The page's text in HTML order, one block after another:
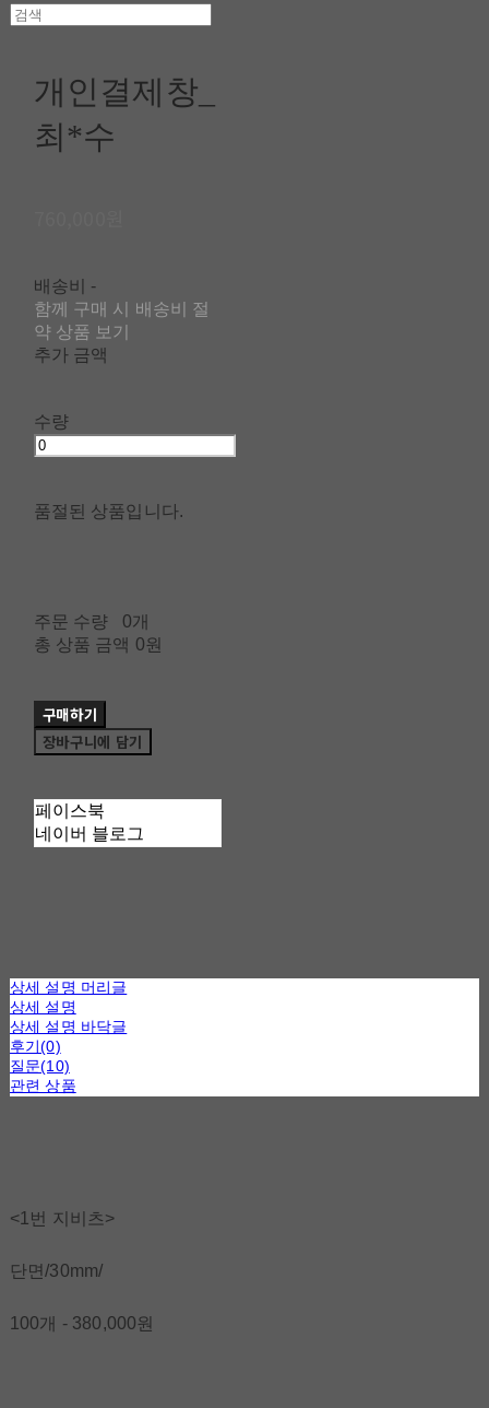
개인결제창_
최*수
배송비 -
함께 구매 시 배송비 절
약 상품 보기
추가 금액
수량
품절된 상품입니다.
주문 수량
0개
총 상품 금액 0원
구매하기
장바구니에 담기
페이스북
네이버 블로그
상세 설명 머리글
상세 설명
상세 설명 바닥글
후기(0)
질문(10)
관련 상품
<1번 지비츠>
단면/30mm/
100개 - 380,000원